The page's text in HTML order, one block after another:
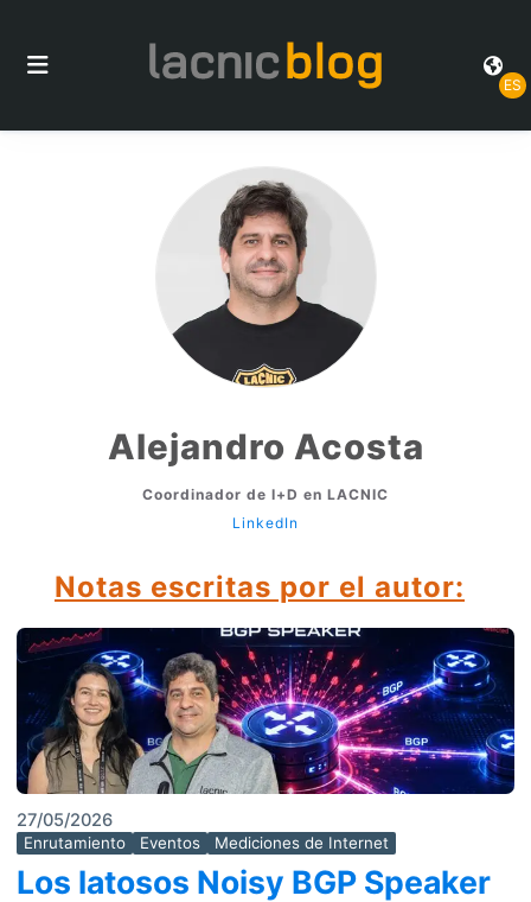
ES
Alejandro Acosta
Coordinador de I+D en LACNIC
LinkedIn
Notas escritas por el autor:
27/05/2026
Enrutamiento Eventos Mediciones de Internet
Los latosos Noisy BGP Speaker